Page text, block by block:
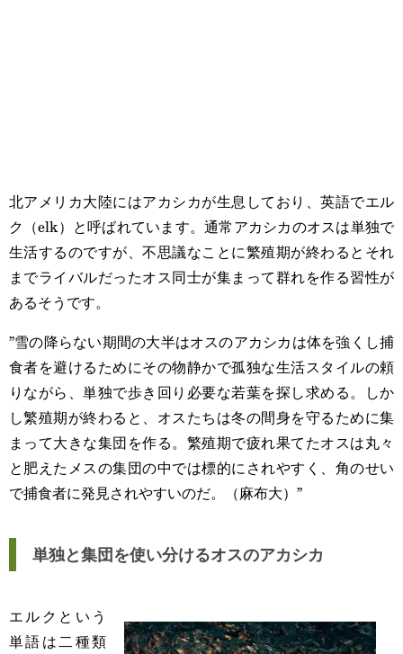
北アメリカ大陸にはアカシカが生息しており、英語でエル
ク（elk）と呼ばれています。通常アカシカのオスは単独で
生活するのですが、不思議なことに繁殖期が終わるとそれ
までライバルだったオス同士が集まって群れを作る習性が
あるそうです。
”雪の降らない期間の大半はオスのアカシカは体を強くし捕
食者を避けるためにその物静かで孤独な生活スタイルの頼
りながら、単独で歩き回り必要な若葉を探し求める。しか
し繁殖期が終わると、オスたちは冬の間身を守るために集
まって大きな集団を作る。繁殖期で疲れ果てたオスは丸々
と肥えたメスの集団の中では標的にされやすく、角のせい
で捕食者に発見されやすいのだ。（麻布大）”
単独と集団を使い分けるオスのアカシカ
エルクという
単語は二種類